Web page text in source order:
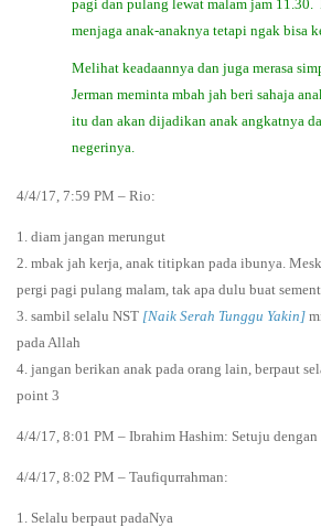
pagi dan pulang lewat malam jam 11.30.
menjaga anak-anaknya tetapi ngak bisa
Melihat keadaannya dan juga merasa
Jerman meminta mbah jah beri sahaja
itu dan akan dijadikan anak angkatnya
negerinya.
4/4/17, 7:59 PM – Rio:
1. diam jangan merungut
2. mbak jah kerja, anak titipkan pada ibunya.
pergi pagi pulang malam, tak apa dulu buat
3. sambil selalu NST [Naik Serah Tunggu Yakin]
pada Allah
4. jangan berikan anak pada orang lain, berpaut
point 3
4/4/17, 8:01 PM – Ibrahim Hashim: Setuju dengan
4/4/17, 8:02 PM – Taufiqurrahman:
1. Selalu berpaut padaNya